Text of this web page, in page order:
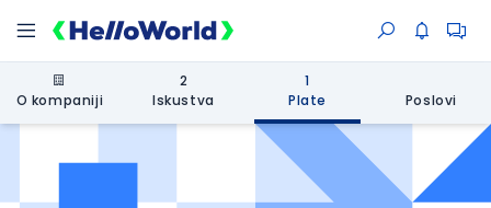
O kompaniji
2
Iskustva
1
Plate
Poslovi